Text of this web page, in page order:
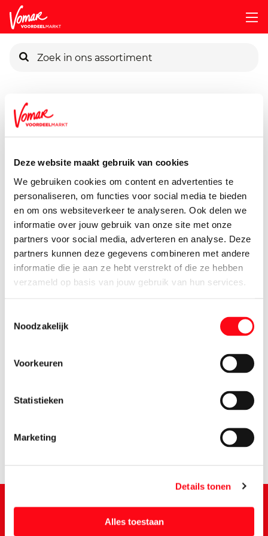
Deze website maakt gebruik van cookies
We gebruiken cookies om content en advertenties te
personaliseren, om functies voor social media te bieden
en om ons websiteverkeer te analyseren. Ook delen we
informatie over jouw gebruik van onze site met onze
partners voor social media, adverteren en analyse. Deze
partners kunnen deze gegevens combineren met andere
informatie die je aan ze hebt verstrekt of die ze hebben
verzameld op basis van jouw gebruik van hun services.
Noodzakelijk
Voorkeuren
Statistieken
Marketing
Details tonen
Alles toestaan
Pincode vergeten
Persoonlijk KIK-account
Assortiment
2st
550 gram
3.84